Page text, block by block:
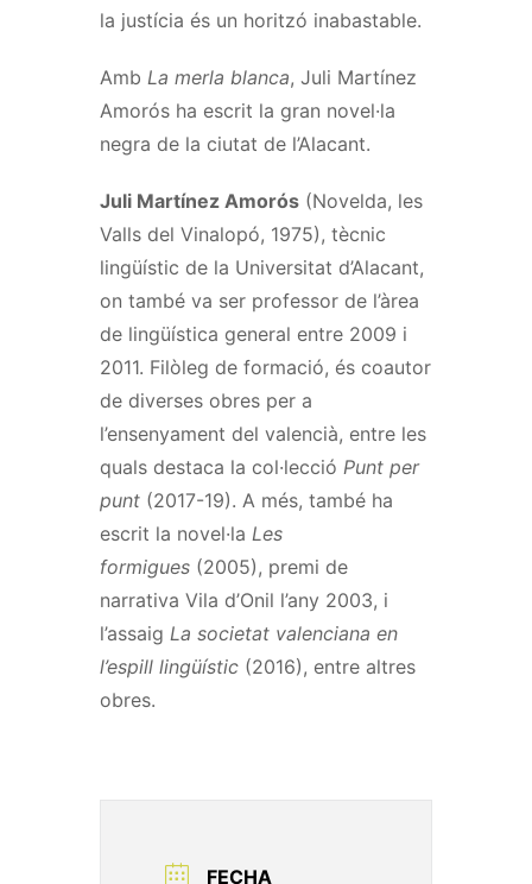
la justícia és un horitzó inabastable.
Amb La merla blanca, Juli Martínez
Amorós ha escrit la gran novel·la
negra de la ciutat de l’Alacant.
Juli Martínez Amorós (Novelda, les
Valls del Vinalopó, 1975), tècnic
lingüístic de la Universitat d’Alacant,
on també va ser professor de l’àrea
de lingüística general entre 2009 i
2011. Filòleg de formació, és coautor
de diverses obres per a
l’ensenyament del valencià, entre les
quals destaca la col·lecció Punt per
punt (2017-19). A més, també ha
escrit la novel·la Les
formigues (2005), premi de
narrativa Vila d’Onil l’any 2003, i
l’assaig La societat valenciana en
l’espill lingüístic (2016), entre altres
obres.
FECHA